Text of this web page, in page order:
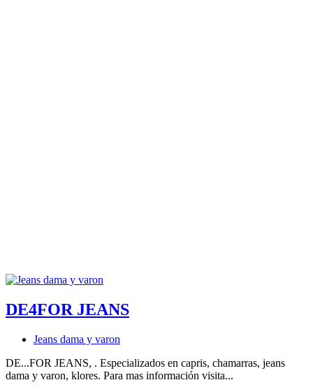
DE4FOR JEANS
Jeans dama y varon
DE...FOR JEANS, . Especializados en capris, chamarras, jeans
dama y varon, klores. Para mas información visita...